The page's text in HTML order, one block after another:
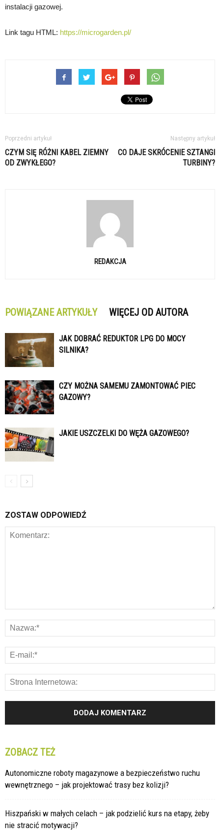
instalacji gazowej.
Link tagu HTML: https://microgarden.pl/
Poprzedni artykuł
CZYM SIĘ RÓŻNI KABEL ZIEMNY
OD ZWYKŁEGO?
Następny artykuł
CO DAJE SKRÓCENIE SZTANGI
TURBINY?
REDAKCJA
POWIĄZANE ARTYKUŁY WIĘCEJ OD AUTORA
JAK DOBRAĆ REDUKTOR LPG DO MOCY
SILNIKA?
CZY MOŻNA SAMEMU ZAMONTOWAĆ PIEC
GAZOWY?
JAKIE USZCZELKI DO WĘŻA GAZOWEGO?
ZOSTAW ODPOWIEDŹ
ZOBACZ TEŻ
Autonomiczne roboty magazynowe a bezpieczeństwo ruchu
wewnętrznego – jak projektować trasy bez kolizji?
Hiszpański w małych celach – jak podzielić kurs na etapy, żeby
nie stracić motywacji?